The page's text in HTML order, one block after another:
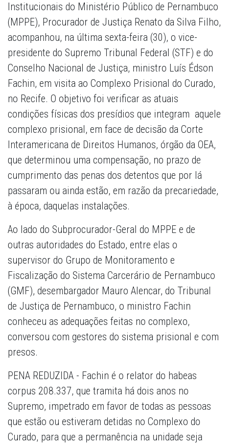
Institucionais do Ministério Público de Pernambuco
(MPPE), Procurador de Justiça Renato da Silva Filho,
acompanhou, na última sexta-feira (30), o vice-
presidente do Supremo Tribunal Federal (STF) e do
Conselho Nacional de Justiça, ministro Luís Édson
Fachin, em visita ao Complexo Prisional do Curado,
no Recife. O objetivo foi verificar as atuais
condições físicas dos presídios que integram aquele
complexo prisional, em face de decisão da Corte
Interamericana de Direitos Humanos, órgão da OEA,
que determinou uma compensação, no prazo de
cumprimento das penas dos detentos que por lá
passaram ou ainda estão, em razão da precariedade,
à época, daquelas instalações.
Ao lado do Subprocurador-Geral do MPPE e de
outras autoridades do Estado, entre elas o
supervisor do Grupo de Monitoramento e
Fiscalização do Sistema Carcerário de Pernambuco
(GMF), desembargador Mauro Alencar, do Tribunal
de Justiça de Pernambuco, o ministro Fachin
conheceu as adequações feitas no complexo,
conversou com gestores do sistema prisional e com
presos.
PENA REDUZIDA - Fachin é o relator do habeas
corpus 208.337, que tramita há dois anos no
Supremo, impetrado em favor de todas as pessoas
que estão ou estiveram detidas no Complexo do
Curado, para que a permanência na unidade seja